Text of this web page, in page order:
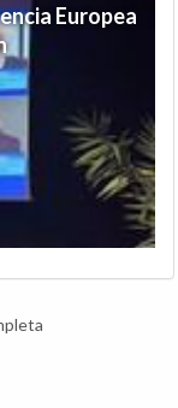
Europea